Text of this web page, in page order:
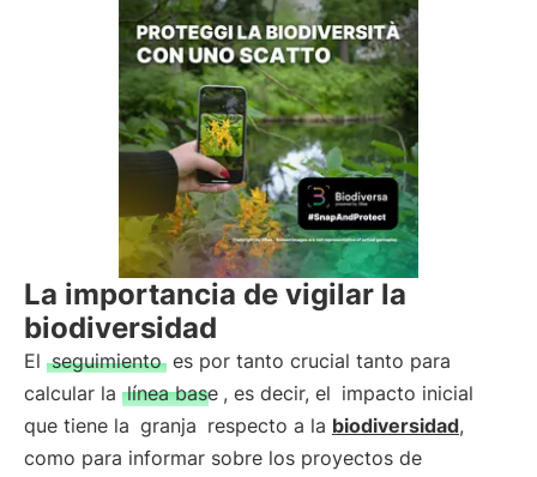
La importancia de vigilar la
biodiversidad
El seguimiento es por tanto crucial tanto para
calcular la línea base , es decir, el impacto inicial
que tiene la granja respecto a la biodiversidad,
como para informar sobre los proyectos de